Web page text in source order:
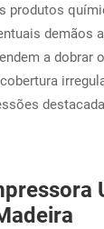
produtos
demãos
a dobrar